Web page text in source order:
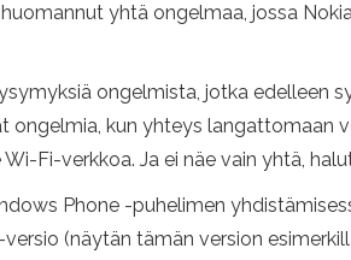
yhtä ongelmaa, jossa
ongelmista, jotka edelleen
ongelmia, kun yhteys
Fi-verkkoa. Ja ei näe vain yhtä,
Phone -puhelimen
(näytän tämän version